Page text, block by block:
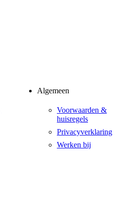
Algemeen
Voorwaarden &
huisregels
Privacyverklaring
Werken bij